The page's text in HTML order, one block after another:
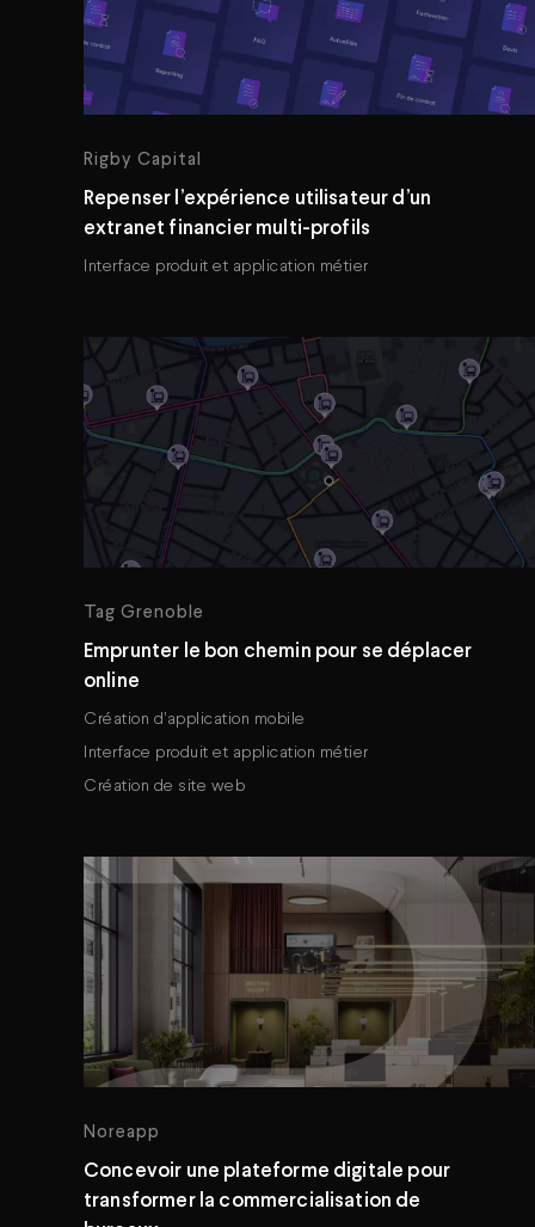
Rigby Capital
Repenser l’expérience utilisateur d’un
extranet financier multi-profils
Interface produit et application métier
Tag Grenoble
Emprunter le bon chemin pour se déplacer
online
Création d'application mobile
Interface produit et application métier
Création de site web
Noreapp
Concevoir une plateforme digitale pour
transformer la commercialisation de